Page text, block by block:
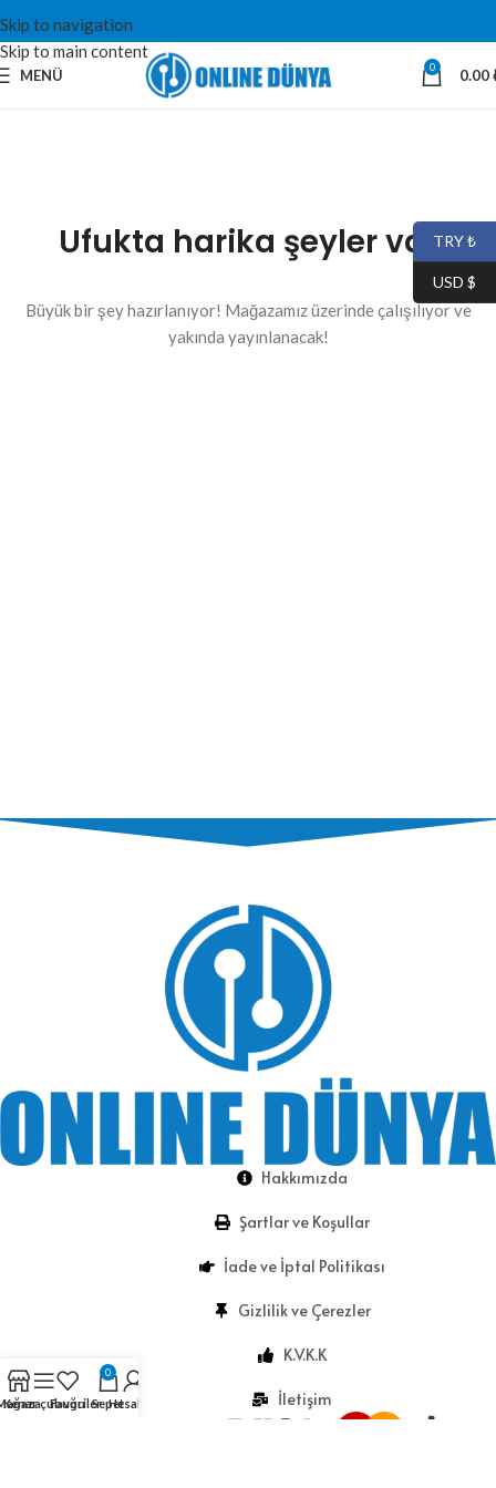
Skip to navigation
Skip to main content
MENÜ 0 0.00
Ufukta harika şeyler var
Büyük bir şey hazırlanıyor! Mağazamız üzerinde çalışılıyor ve
yakında yayınlanacak!
Hakkımızda
Şartlar ve Koşullar
İade ve İptal Politikası
Gizlilik ve Çerezler
K.V.K.K
İletişim
TRY ₺
USD $
Kenar çubuğu
Favoriler
0
SepetHesabım